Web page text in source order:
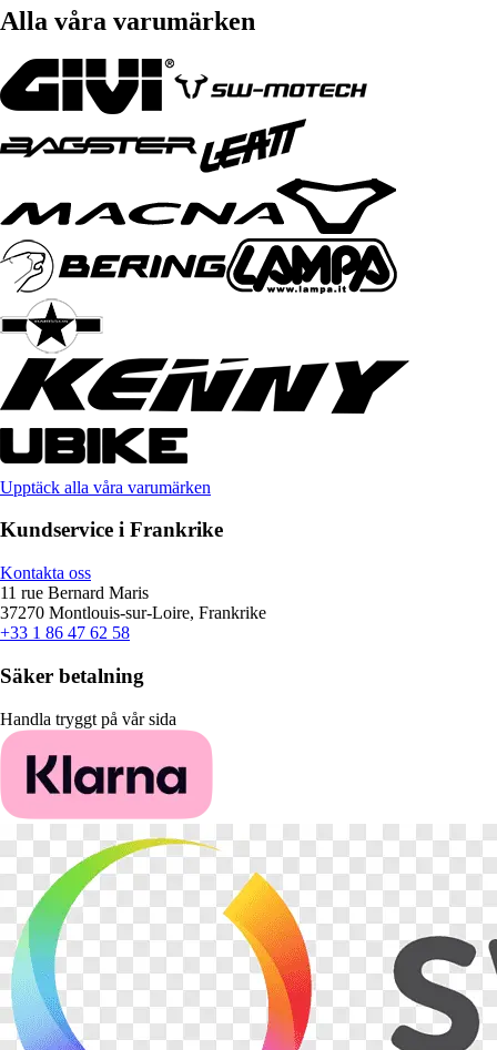
Alla våra varumärken
Upptäck alla våra varumärken
Kundservice i Frankrike
Kontakta oss
11 rue Bernard Maris
37270 Montlouis-sur-Loire, Frankrike
+33 1 86 47 62 58
Säker betalning
Handla tryggt på vår sida